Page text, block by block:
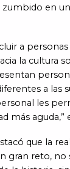
en
a
la cultura
a las
les
más
que la
gran reto, no